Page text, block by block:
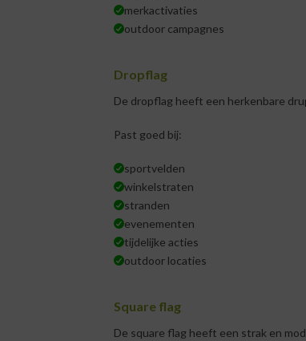
merkactivaties
outdoor campagnes
Dropflag
De dropflag heeft een herkenbare
Past goed bij:
sportvelden
winkelstraten
stranden
evenementen
tijdelijke acties
outdoor locaties
Square flag
De square flag heeft een strak en